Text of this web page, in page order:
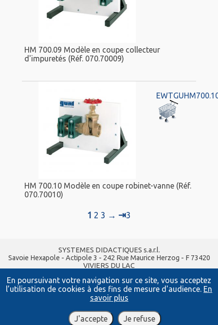
En poursuivant votre navigation sur ce site, vous acceptez
l’utilisation de cookies à des fins de mesure d'audience. En
savoir plus
J'accepte Je refuse
HM 700.09 Modèle en coupe collecteur
d'impuretés (Réf. 070.70009)
HM 700.10 Modèle en coupe robinet-vanne (Réf.
070.70010)
1 2 3 → ⇥3
SYSTEMES DIDACTIQUES s.a.r.l.
Savoie Hexapole - Actipole 3 - 242 Rue Maurice Herzog - F 73420
VIVIERS DU LAC
xavier.granjon@systemes-didactiques.fr
systemes-didactiques.fr
Conditions Générales de Vente-